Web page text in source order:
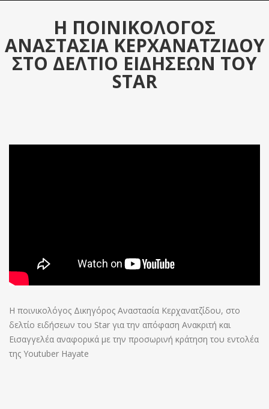
Η ΠΟΙΝΙΚΟΛΟΓΟΣ
ΑΝΑΣΤΑΣΙΑ ΚΕΡΧΑΝΑΤΖΙΔΟΥ
ΣΤΟ ΔΕΛΤΙΟ ΕΙΔΗΣΕΩΝ ΤΟΥ
STAR
Η ποινικολόγος Δικηγόρος Αναστασία Κερχανατζίδου, στο
δελτίο ειδήσεων του Star για την απόφαση Ανακριτή και
Εισαγγελέα αναφορικά με την προσωρινή κράτηση του εντολέα
της Youtuber Hayate